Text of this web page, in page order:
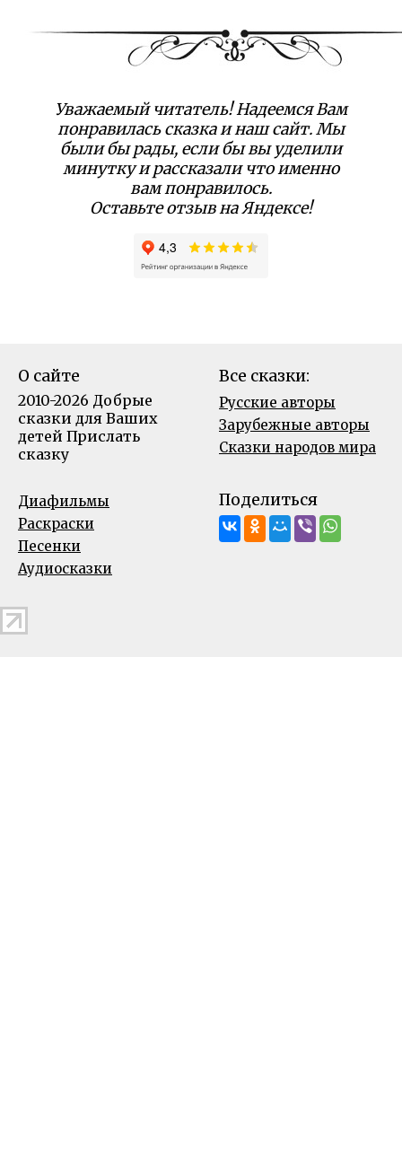
Уважаемый читатель! Надеемся Вам
понравилась сказка и наш сайт. Мы
были бы рады, если бы вы уделили
минутку и рассказали что именно
вам понравилось.
Оставьте отзыв на Яндексе!
О сайте
2010-2026 Добрые
сказки для Ваших
детей Прислать
сказку
Все сказки:
Русские авторы
Зарубежные авторы
Сказки народов мира
Диафильмы
Раскраски
Песенки
Аудиосказки
Поделиться